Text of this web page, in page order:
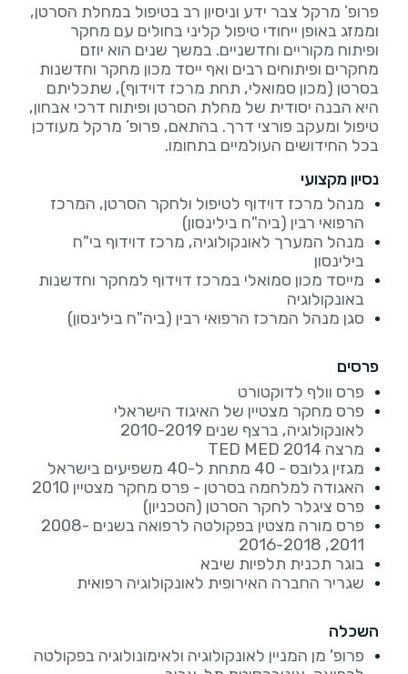
פרופ’ מרקל צבר ידע וניסיון רב בטיפול במחלת הסרטן,
וממזג באופן ייחודי טיפול קליני בחולים עם מחקר
ופיתוח מקוריים וחדשניים. במשך שנים הוא יוזם
מחקרים ופיתוחים רבים ואף ייסד מכון מחקר וחדשנות
בסרטן (מכון סמואלי, תחת מרכז דוידוף), שתכליתם
היא הבנה יסודית של מחלת הסרטן ופיתוח דרכי אבחון,
טיפול ומעקב פורצי דרך. בהתאם, פרופ’ מרקל מעודכן
בכל החידושים העולמיים בתחומו.
נסיון מקצועי
מנהל מרכז דוידוף לטיפול ולחקר הסרטן, המרכז
הרפואי רבין (ביה"ח בילינסון)
מנהל המערך לאונקולוגיה, מרכז דוידוף בי"ח
בילינסון
מייסד מכון סמואלי במרכז דוידוף למחקר וחדשנות
באונקולוגיה
סגן מנהל המרכז הרפואי רבין (ביה"ח בילינסון)
פרסים
פרס וולף לדוקטורט
פרס מחקר מצטיין של האיגוד הישראלי
לאונקולוגיה, ברצף שנים 2010-2019
מרצה TED MED 2014
מגזין גלובס - 40 מתחת ל-40 משפיעים בישראל
האגודה למלחמה בסרטן - פרס מחקר מצטיין 2010
פרס ציגלר לחקר הסרטן (הטכניון)
פרס מורה מצטין בפקולטה לרפואה בשנים 2008-
2011, 2016-2018
בוגר תכנית תלפיות שיבא
שגריר החברה האירופית לאונקולוגיה רפואית
השכלה
פרופ' מן המניין לאונקולוגיה ולאימונולוגיה בפקולטה